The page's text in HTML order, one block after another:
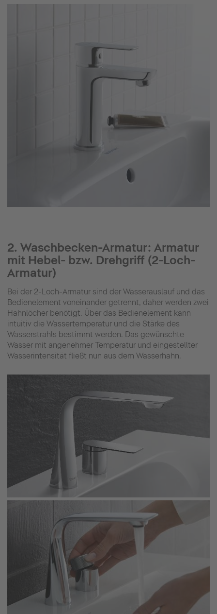
2. Waschbecken-Armatur: Armatur
mit Hebel- bzw. Drehgriff (2-Loch-
Armatur)
Bei der 2-Loch-Armatur sind der Wasserauslauf und das
Bedienelement voneinander getrennt, daher werden zwei
Hahnlöcher benötigt. Über das Bedienelement kann
intuitiv die Wassertemperatur und die Stärke des
Wasserstrahls bestimmt werden. Das gewünschte
Wasser mit angenehmer Temperatur und eingestellter
Wasserintensität fließt nun aus dem Wasserhahn.